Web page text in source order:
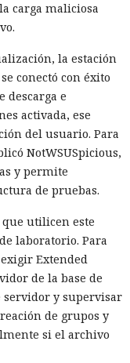
carga maliciosa
la estación
conectó con éxito
descarga e
activada, ese
del usuario. Para
NotWSUSpicious,
y permite
de pruebas.
que utilicen este
laboratorio. Para
Extended
de la base de
servidor y supervisar
de grupos y
si el archivo
empresas
en sentido
de China
de la
se venden en el
la infraestructura
de la compañía